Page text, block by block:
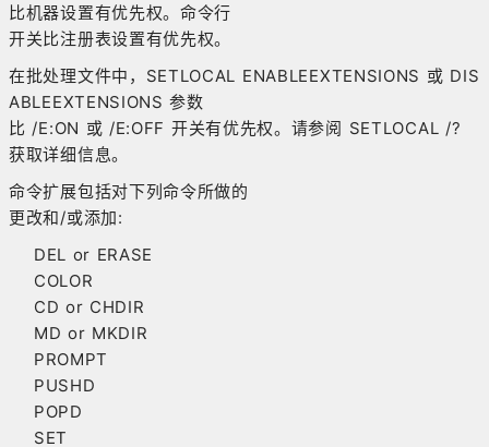
比机器设置有优先权。命令行
开关比注册表设置有优先权。
在批处理文件中，SETLOCAL ENABLEEXTENSIONS 或 DIS
ABLEEXTENSIONS 参数
比 /E:ON 或 /E:OFF 开关有优先权。请参阅 SETLOCAL /?
获取详细信息。
命令扩展包括对下列命令所做的
更改和/或添加:
DEL or ERASE
COLOR
CD or CHDIR
MD or MKDIR
PROMPT
PUSHD
POPD
SET